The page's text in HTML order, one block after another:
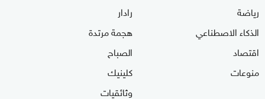
رياضة
الذكاء الاصطناعي
اقتصاد
منوعات
رادار
هجمة مرتدة
الصباح
كلينيك
وثائقيات